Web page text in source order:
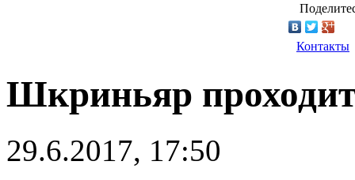
Контакты
Шкриньяр
29.6.2017, 17:50